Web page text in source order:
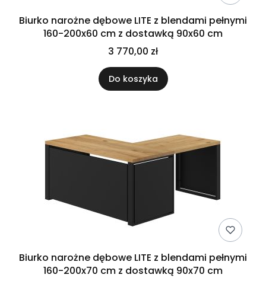
Biurko narożne dębowe LITE z blendami pełnymi
160-200x60 cm z dostawką 90x60 cm
3 770,00 zł
Do koszyka
Biurko narożne dębowe LITE z blendami pełnymi
160-200x70 cm z dostawką 90x70 cm